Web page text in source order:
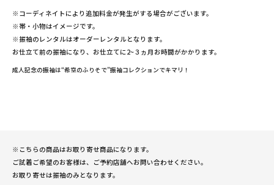
※コーディネイトにより追加料金が発生がする場合がございます。
※帯・小物はイメージです。
※振袖のレンタルはオーダーレンタルとなります。
お仕立て前の振袖になり、お仕立てに2~３ヵ月お時間がかかります。
成人記念の振袖は“希空のふりそで”振袖コレクションでキマリ！
※こちらの商品はお取り寄せ商品になります。
ご試着ご希望のお客様は、ご予約店舗へお問い合わせください。
お取り寄せは振袖のみとなります。